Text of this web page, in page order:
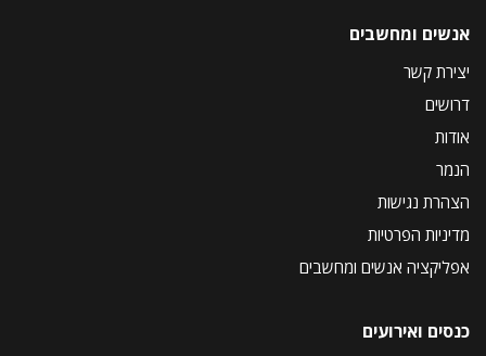
אנשים ומחשבים
יצירת קשר
דרושים
אודות
הנמר
הצהרת נגישות
מדיניות הפרטיות
אפליקציה אנשים ומחשבים
כנסים ואירועים